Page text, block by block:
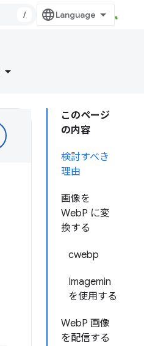
/
このページ
の内容
検討すべき
理由
画像を
WebP に変
換する
cwebp
Imagemin
を使用する
WebP 画像
を配信する